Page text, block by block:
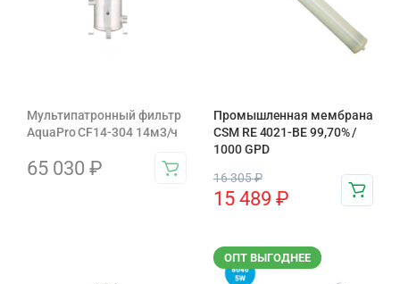
Мультипатронный фильтр
AquaPro CF14-304 14м3/ч
65 030 ₽
Промышленная мембрана
CSM RE 4021-BE 99,70% /
1000 GPD
16 305₽
15 489 ₽
ОПТ ВЫГОДНЕЕ